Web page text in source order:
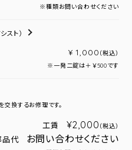
※種類お問い合わせください
スト）
¥ 1,000 （税込）
※一発二錠は＋￥500です
交換するお修理です。
工賃 ¥2,000 （税込）
品代 お問い合わせください